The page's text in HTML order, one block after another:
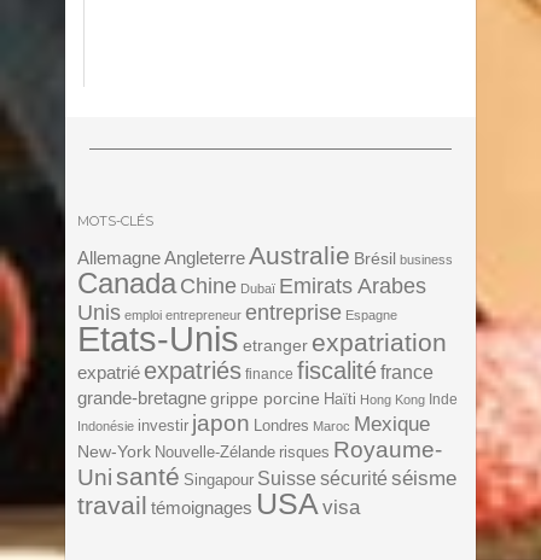
MOTS-CLÉS
Allemagne AngleterreAustralie Brésil business
Canada Chine Dubaï Emirats Arabes
Unis emploi entrepreneur entreprise Espagne
Etats-Unis etranger expatriation
expatrié expatriés finance fiscalitéfrance
grande-bretagne grippe porcine Haïti Hong Kong Inde
Indonésie investir japon Londres Maroc Mexique
New-York Nouvelle-Zélande risques Royaume-
Unisanté Singapour Suisse sécurité séisme
travail témoignages USA visa